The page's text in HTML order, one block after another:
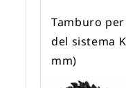
Tamburo
del sistema
mm)